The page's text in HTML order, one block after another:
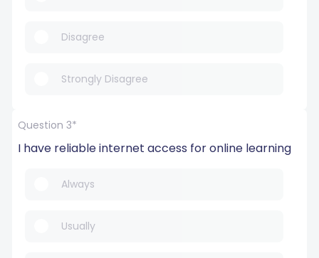
Disagree
Strongly Disagree
Question 3*
I have reliable internet access for online learning
Always
Usually